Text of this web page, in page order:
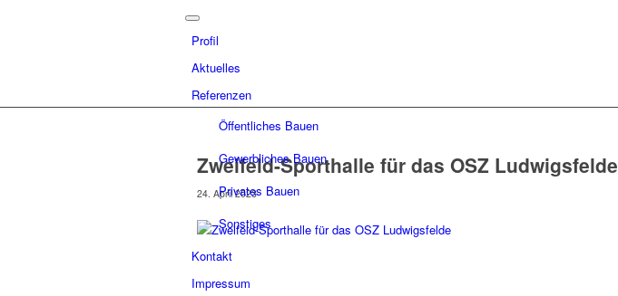
Profil
Aktuelles
Referenzen
Öffentliches Bauen
Gewerbliches Bauen
Privates Bauen
Sonstiges
Kontakt
Impressum
Zweifeld-Sporthalle für das OSZ Ludwigsfelde
24. April 2023